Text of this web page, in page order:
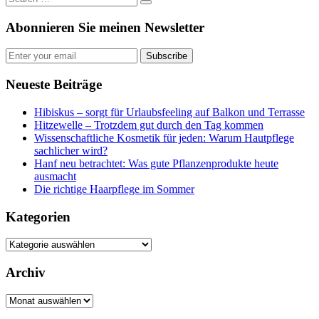
Abonnieren Sie meinen Newsletter
Subscribe
Neueste Beiträge
Hibiskus – sorgt für Urlaubsfeeling auf Balkon und Terrasse
Hitzewelle – Trotzdem gut durch den Tag kommen
Wissenschaftliche Kosmetik für jeden: Warum Hautpflege
sachlicher wird?
Hanf neu betrachtet: Was gute Pflanzenprodukte heute
ausmacht
Die richtige Haarpflege im Sommer
Kategorien
Kategorien
Archiv
Archiv